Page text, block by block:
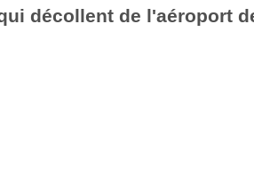
décollent de l'aéroport